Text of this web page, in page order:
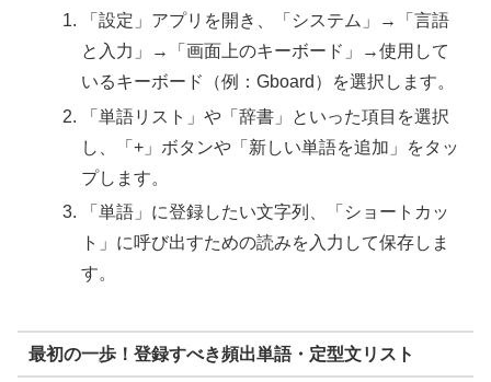
「設定」アプリを開き、「システム」→「言語
と入力」→「画面上のキーボード」→使用して
いるキーボード（例：Gboard）を選択します。
「単語リスト」や「辞書」といった項目を選択
し、「+」ボタンや「新しい単語を追加」をタッ
プします。
「単語」に登録したい文字列、「ショートカッ
ト」に呼び出すための読みを入力して保存しま
す。
最初の一歩！登録すべき頻出単語・定型文リスト